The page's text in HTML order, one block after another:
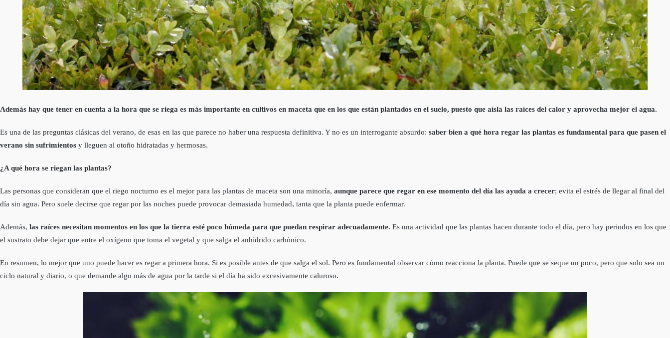
Además hay que tener en cuenta a la hora que se riega es más importante en cultivos en maceta que en los que están plantados en el suelo, puesto que aísla las raíces del calor y aprovecha mejor el agua.
Es una de las preguntas clásicas del verano, de esas en las que parece no haber una respuesta definitiva. Y no es un interrogante absurdo: saber bien a qué hora regar las plantas es fundamental para que pasen el
verano sin sufrimientos y lleguen al otoño hidratadas y hermosas.
¿A qué hora se riegan las plantas?
Las personas que consideran que el riego nocturno es el mejor para las plantas de maceta son una minoría, aunque parece que regar en ese momento del día las ayuda a crecer; evita el estrés de llegar al final del
día sin agua. Pero suele decirse que regar por las noches puede provocar demasiada humedad, tanta que la planta puede enfermar.
Además, las raíces necesitan momentos en los que la tierra esté poco húmeda para que puedan respirar adecuadamente. Es una actividad que las plantas hacen durante todo el día, pero hay periodos en los que
el sustrato debe dejar que entre el oxígeno que toma el vegetal y que salga el anhídrido carbónico.
En resumen, lo mejor que uno puede hacer es regar a primera hora. Si es posible antes de que salga el sol. Pero es fundamental observar cómo reacciona la planta. Puede que se seque un poco, pero que solo sea un
ciclo natural y diario, o que demande algo más de agua por la tarde si el día ha sido excesivamente caluroso.